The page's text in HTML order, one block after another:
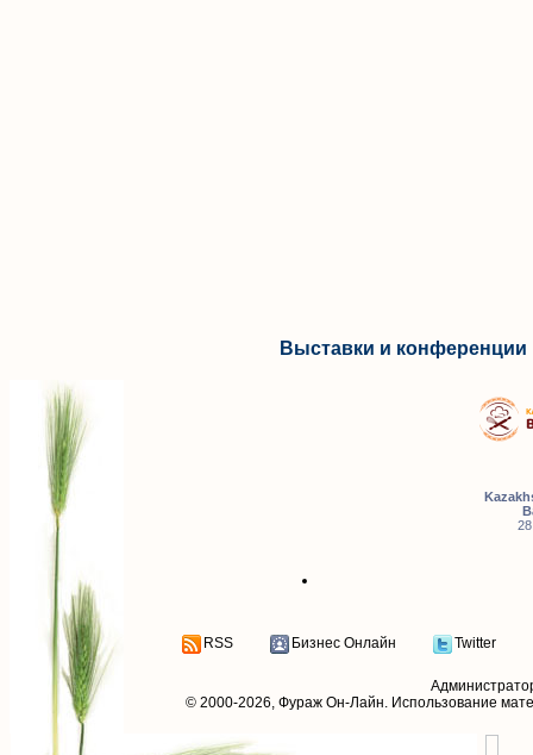
Выставки и конференции
RSS Бизнес Онлайн Twitter
© 2000-2026, Фураж Он-Лайн. Использование